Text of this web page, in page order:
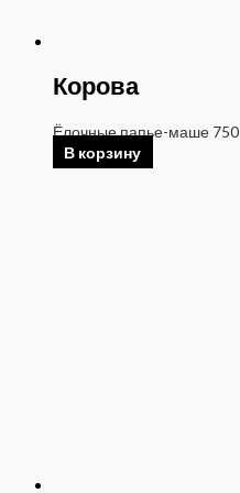
Корова
Ёлочные папье-маше 750
В корзину